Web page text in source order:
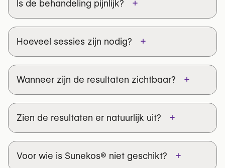
Is de behandeling pijnlijk? +
Hoeveel sessies zijn nodig? +
Wanneer zijn de resultaten zichtbaar? +
Zien de resultaten er natuurlijk uit? +
Voor wie is Sunekos® niet geschikt? +